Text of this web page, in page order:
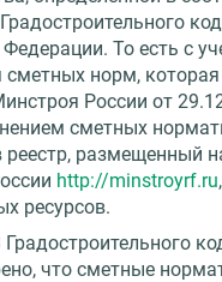
То есть с
сметных норм,
России от
сметных
размещенный
http://minstroyrf.ru
ресурсов.
Градостроительного
что сметные